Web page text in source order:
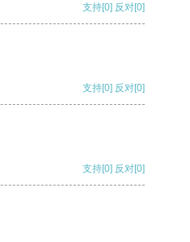
支持[0] 反对[0]
支持[0] 反对[0]
支持[0] 反对[0]